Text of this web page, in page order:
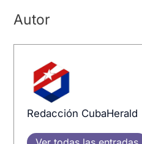
Autor
Redacción CubaHerald